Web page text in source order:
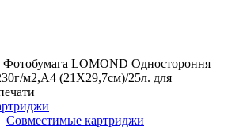
Совместимые картриджи